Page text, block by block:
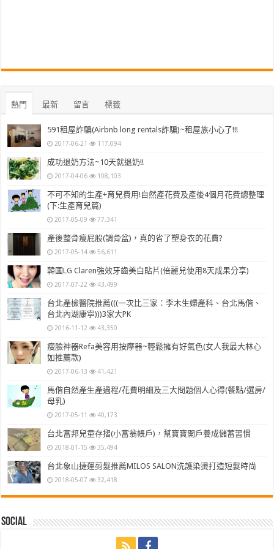
熱門 最新 留言 標籤
591租屋詐騙(Airbnb long rentals詐騙)~租屋族小心了!!!
2017-06-21 117,094
成功退奶方法~10天就退奶!!
2017-04-06 108,103
不可不知的生產+育兒費用!自然產花費及產後4個月花費總整理
(下:生產育兒篇)
2017-05-09 77,341
產後整骨瘦屁股(調骨盆)，真的省了塑身衣的花費?
2017-05-14 56,611
韓國LG Claren強效牙齒美白貼片(倍麗兒使用8天成果分享)
2017-07-22 43,499
台北產檢醫院推薦(((一次比三家：李木生婦產科、台北馬偕、
台北內湖康寧)))3家大PK
2016-11-12 43,350
瘦臉神器Refa美容用按摩器~輕鬆擁有好氣色(女人我最大林心
如推薦款)
2017-06-13 41,421
馬偕自然產生產過程/花費明細及三大問題個人心得(餐點/選房/
母乳)
2017-05-11 40,173
台北富邦兒童存摺(小富翁帳戶)，幫寶寶開戶養成儲蓄習慣
2018-01-15 35,494
台北象山捷運剪髮推薦MILOS SALON洗護染燙打造短髮時尚
2018-05-07 32,418
Social